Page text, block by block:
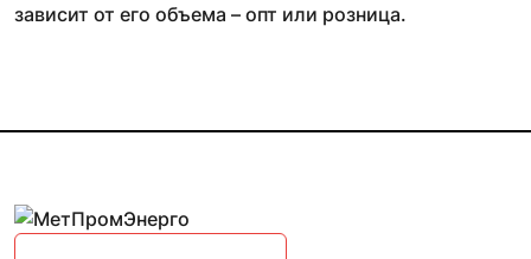
зависит от его объема – опт или розница.